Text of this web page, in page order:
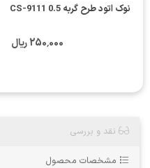
نوک اتود طرح گربه CS-9111 0.5
250٬000 ریال
نقد و بررسی
مشخصات محصول